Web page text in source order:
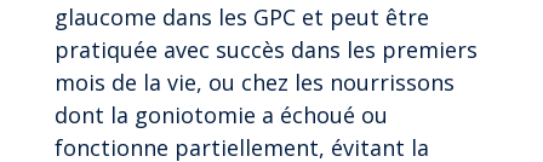
glaucome dans les GPC et peut être
pratiquée avec succès dans les premiers
mois de la vie, ou chez les nourrissons
dont la goniotomie a échoué ou
fonctionne partiellement, évitant la